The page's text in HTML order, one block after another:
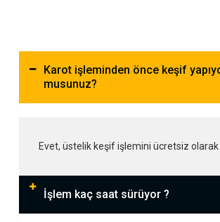
Karot işleminden önce keşif
musunuz?
Evet, üstelik keşif işlemini ücretsiz olarak
İşlem kaç saat sürüyor ?